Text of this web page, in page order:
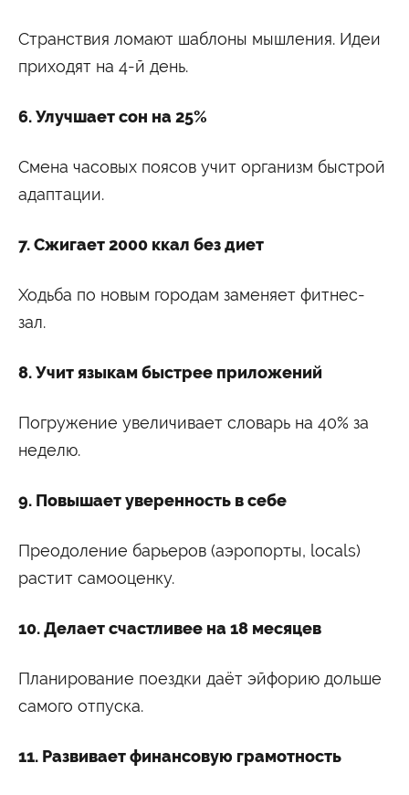
Странствия ломают шаблоны мышления. Идеи
приходят на 4-й день.
6. Улучшает сон на 25%
Смена часовых поясов учит организм быстрой
адаптации.
7. Сжигает 2000 ккал без диет
Ходьба по новым городам заменяет фитнес-
зал.
8. Учит языкам быстрее приложений
Погружение увеличивает словарь на 40% за
неделю.
9. Повышает уверенность в себе
Преодоление барьеров (аэропорты, locals)
растит самооценку.
10. Делает счастливее на 18 месяцев
Планирование поездки даёт эйфорию дольше
самого отпуска.
11. Развивает финансовую грамотность